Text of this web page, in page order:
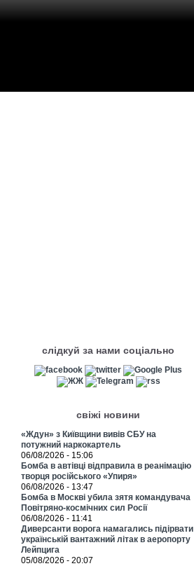
слідкуй за нами соціально
свіжі новини
«Ждун» з Київщини вивів СБУ на
потужний наркокартель
06/08/2026 - 15:06
Бомба в автівці відправила в реанімацію
творця російського «Упиря»
06/08/2026 - 13:47
Бомба в Москві убила зятя командувача
Повітряно-космічних сил Росії
06/08/2026 - 11:41
Диверсанти ворога намагались підірвати
українській вантажний літак в аеропорту
Лейпцига
05/08/2026 - 20:07